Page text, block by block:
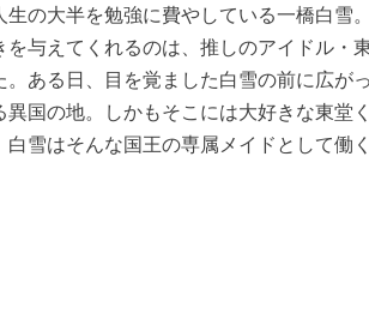
の大半を勉強に費やしている一橋白雪。
与えてくれるのは、推しのアイドル・
ある日、目を覚ました白雪の前に広がっ
国の地。しかもそこには大好きな東堂く
雪はそんな国王の専属メイドとして働く